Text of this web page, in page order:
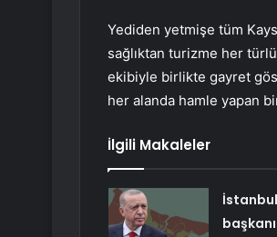
Yediden yetmişe tüm
sağlıktan turizme her
ekibiyle birlikte gayret
her alanda hamle yapan
İlgili Makaleler